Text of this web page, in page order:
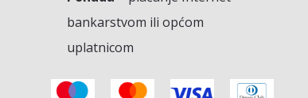
bankarstvom ili općom
uplatnicom